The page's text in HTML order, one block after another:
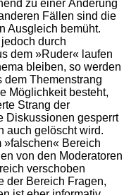
zu einer Änderung
Fällen sind die
Ausgleich bemüht.
durch
dem »Ruder« laufen
bleiben, so werden
Themenstrang
Möglichkeit besteht,
Strang der
Diskussionen gesperrt
auch gelöscht wird.
»falschen« Bereich
von den Moderatoren
verschoben
der Bereich Fragen,